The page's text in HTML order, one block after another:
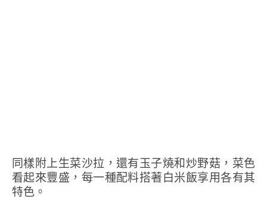
同樣附上生菜沙拉，還有玉子燒和炒野菇，菜色
看起來豐盛，每一種配料搭著白米飯享用各有其
特色。